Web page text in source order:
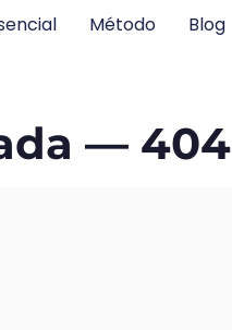
Método Blog
— 404